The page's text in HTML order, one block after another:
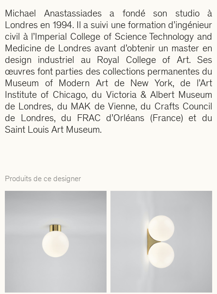
Michael Anastassiades a fondé son studio à
Londres en 1994. Il a suivi une formation d’ingénieur
civil à l’Imperial College of Science Technology and
Medicine de Londres avant d’obtenir un master en
design industriel au Royal College of Art. Ses
œuvres font parties des collections permanentes du
Museum of Modern Art de New York, de l’Art
Institute of Chicago, du Victoria & Albert Museum
de Londres, du MAK de Vienne, du Crafts Council
de Londres, du FRAC d’Orléans (France) et du
Saint Louis Art Museum.
Produits de ce designer